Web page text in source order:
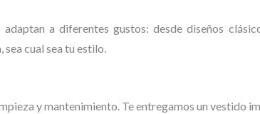
a diferentes gustos: desde diseños
cual sea tu estilo.
y mantenimiento. Te entregamos un vestido